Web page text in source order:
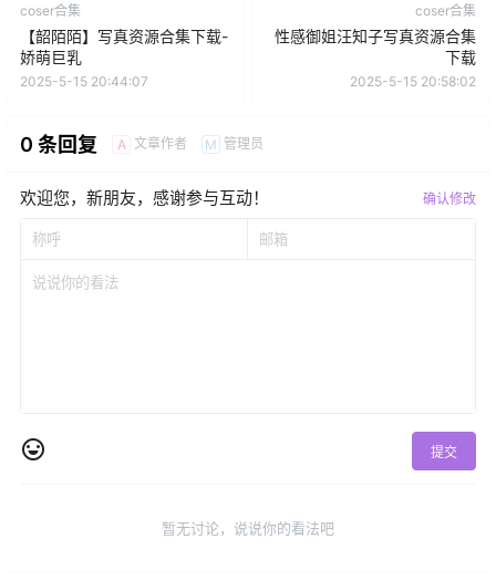
coser合集
【韶陌陌】写真资源合集下载-
娇萌巨乳
2025-5-15 20:44:07
coser合集
性感御姐汪知子写真资源合集
下载
2025-5-15 20:58:02
0 条回复 A 文章作者 M 管理员
欢迎您，新朋友，感谢参与互动！ 确认修改
提交
暂无讨论，说说你的看法吧